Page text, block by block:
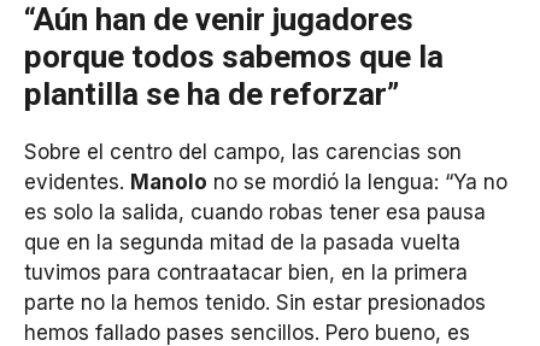
“Aún han de venir jugadores
porque todos sabemos que la
plantilla se ha de reforzar”
Sobre el centro del campo, las carencias son
evidentes. Manolo no se mordió la lengua: “Ya no
es solo la salida, cuando robas tener esa pausa
que en la segunda mitad de la pasada vuelta
tuvimos para contraatacar bien, en la primera
parte no la hemos tenido. Sin estar presionados
hemos fallado pases sencillos. Pero bueno, es